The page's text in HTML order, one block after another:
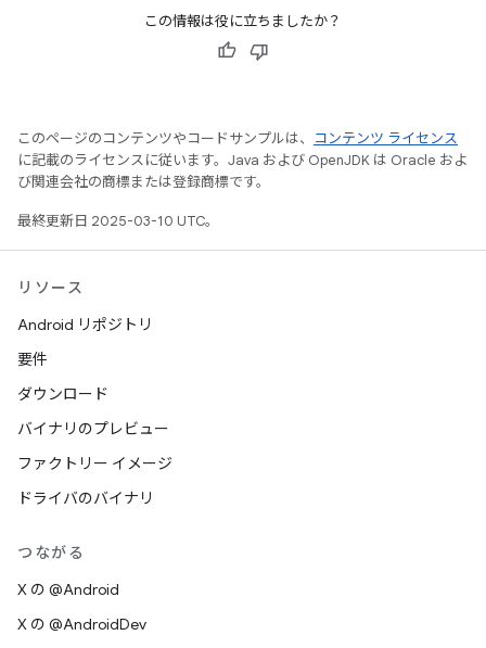
この情報は役に立ちましたか？
このページのコンテンツやコードサンプルは、
コンテンツ ライセンス
に記載のライセンスに従います。Java および OpenJDK は Oracle およ
び関連会社の商標または登録商標です。
最終更新日 2025-03-10 UTC。
リソース
Android リポジトリ
要件
ダウンロード
バイナリのプレビュー
ファクトリー イメージ
ドライバのバイナリ
つながる
X の @Android
X の @AndroidDev